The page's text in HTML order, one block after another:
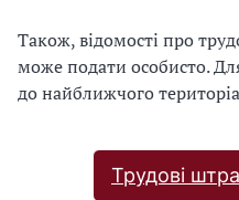
Також, відомості про
може подати особисто.
до найближчого
Трудові